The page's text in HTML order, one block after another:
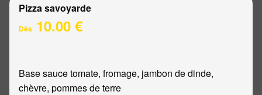
Pizza savoyarde
Dès 10.00 €
Base sauce tomate, fromage, jambon de dinde,
chèvre, pommes de terre